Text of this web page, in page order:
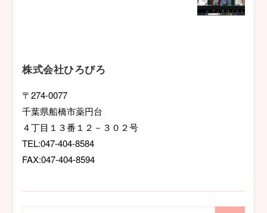
シ
ョ
ン
株式会社ひろびろ
〒274-0077
千葉県船橋市薬円台
４丁目１３番１２－３０２号
TEL:047-404-8584
FAX:047-404-8594